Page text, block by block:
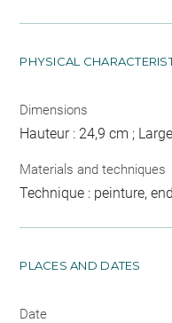
PHYSICAL
Dimensions
Hauteur : 24,9 cm ;
Materials and techniques
Technique : peinture,
PLACES AND DATES
Date